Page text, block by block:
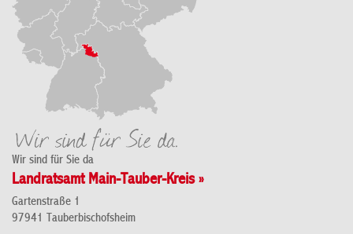
Wir sind für Sie da
Landratsamt Main-Tauber-Kreis »
Gartenstraße 1
97941 Tauberbischofsheim